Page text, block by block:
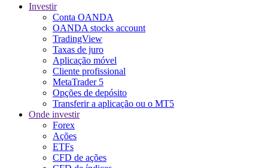
Investir
Conta OANDA
OANDA stocks account
TradingView
Taxas de juro
Aplicação móvel
Cliente profissional
MetaTrader 5
Opções de depósito
Transferir a aplicação ou o MT5
Onde investir
Forex
Ações
ETFs
CFD de ações